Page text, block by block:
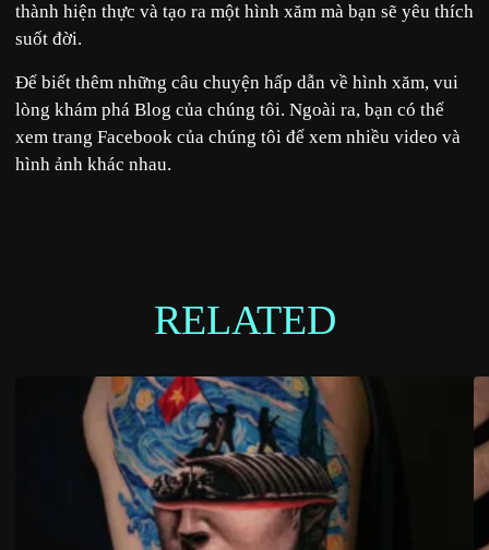
thành hiện thực và tạo ra một hình xăm mà bạn sẽ yêu thích
suốt đời.
Để biết thêm những câu chuyện hấp dẫn về hình xăm, vui
lòng khám phá Blog của chúng tôi. Ngoài ra, bạn có thể
xem trang Facebook của chúng tôi để xem nhiều video và
hình ảnh khác nhau.
RELATED